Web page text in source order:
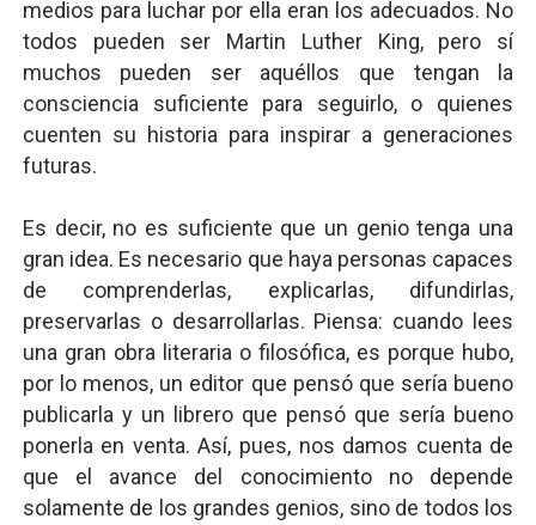
medios para luchar por ella eran los adecuados. No
todos pueden ser Martin Luther King, pero sí
muchos pueden ser aquéllos que tengan la
consciencia suficiente para seguirlo, o quienes
cuenten su historia para inspirar a generaciones
futuras.
Es decir, no es suficiente que un genio tenga una
gran idea. Es necesario que haya personas capaces
de comprenderlas, explicarlas, difundirlas,
preservarlas o desarrollarlas. Piensa: cuando lees
una gran obra literaria o filosófica, es porque hubo,
por lo menos, un editor que pensó que sería bueno
publicarla y un librero que pensó que sería bueno
ponerla en venta. Así, pues, nos damos cuenta de
que el avance del conocimiento no depende
solamente de los grandes genios, sino de todos los